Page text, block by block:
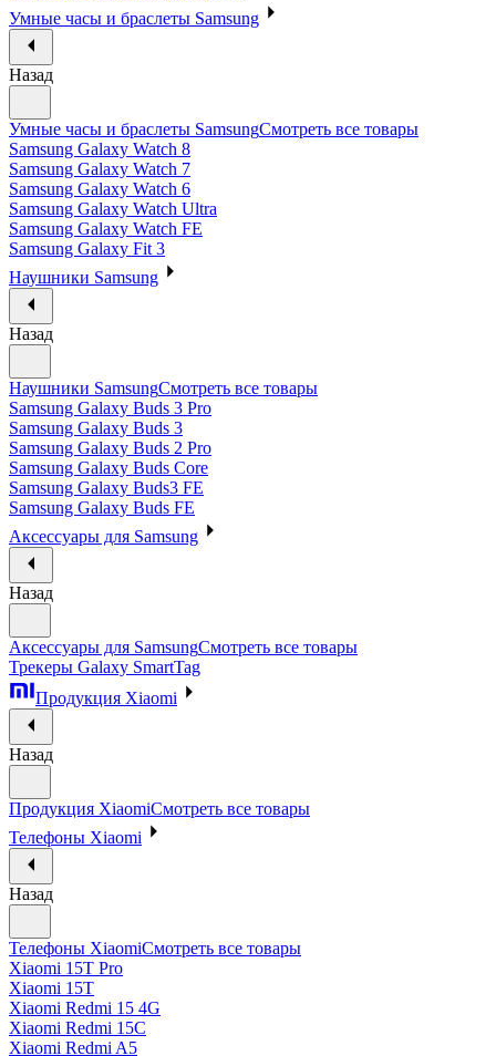
Умные часы и браслеты Samsung
Назад
Умные часы и браслеты SamsungСмотреть все товары
Samsung Galaxy Watch 8
Samsung Galaxy Watch 7
Samsung Galaxy Watch 6
Samsung Galaxy Watch Ultra
Samsung Galaxy Watch FE
Samsung Galaxy Fit 3
Наушники Samsung
Назад
Наушники SamsungСмотреть все товары
Samsung Galaxy Buds 3 Pro
Samsung Galaxy Buds 3
Samsung Galaxy Buds 2 Pro
Samsung Galaxy Buds Core
Samsung Galaxy Buds3 FE
Samsung Galaxy Buds FE
Аксессуары для Samsung
Назад
Аксессуары для SamsungСмотреть все товары
Трекеры Galaxy SmartTag
Продукция Xiaomi
Назад
Продукция XiaomiСмотреть все товары
Телефоны Xiaomi
Назад
Телефоны XiaomiСмотреть все товары
Xiaomi 15T Pro
Xiaomi 15T
Xiaomi Redmi 15 4G
Xiaomi Redmi 15C
Xiaomi Redmi A5